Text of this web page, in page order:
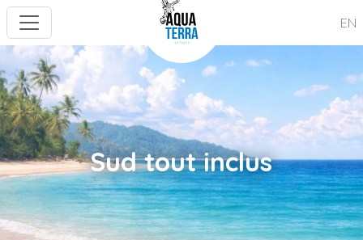
EN
Sud tout inclus